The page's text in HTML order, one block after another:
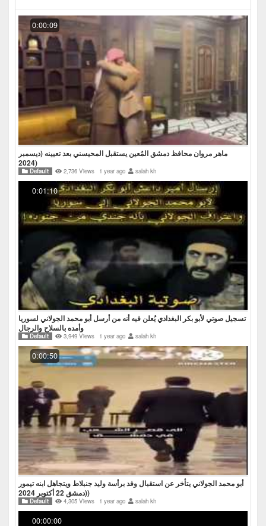
0:00:09
ماهر مروان محافظ دمشق المُعين يستقبل المحيسني بعد تعيينه (ديسمبر
2024)
Default 2,736 Views 1 year ago salah kh
0:01:10
تسجيل صوتي لأبو بكر البغدادي يُعلن فيه أنه من أرسل أبو محمد الجولاني لسوريا
وأمده بالسلاح والرجال
Default 3,949 Views 1 year ago salah kh
0:00:50
أبو محمد الجولاني يتأخر عن استقبال وفد برأسة وليد جنبلاط ويتجاهل ابنه تيمور
(دمشق 22 أكتوبر 2024)
Default 4,305 Views 1 year ago salah kh
00:00:00